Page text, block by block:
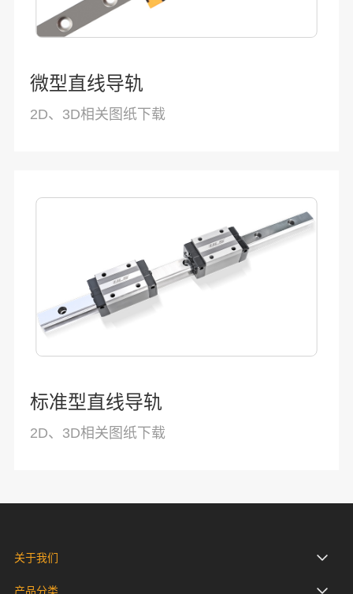
微型直线导轨
2D、3D相关图纸下载
标准型直线导轨
2D、3D相关图纸下载
关于我们
产品分类